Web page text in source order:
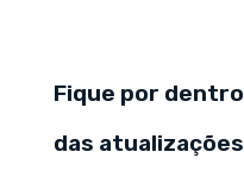
Fique por dentro
das atualizações